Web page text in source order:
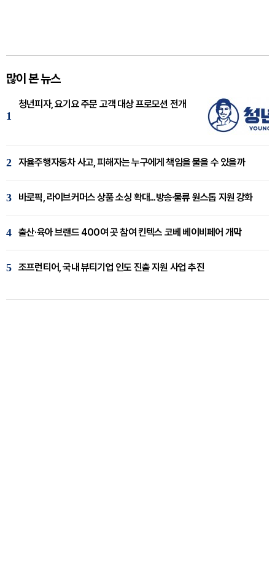
많이 본 뉴스
1
청년피자, 요기요 주문 고객 대상 프로모션 전개
2 자율주행자동차 사고, 피해자는 누구에게 책임을 물을 수 있을까
3 바로픽, 라이브커머스 상품 소싱 확대...방송·물류 원스톱 지원 강화
4 출산·육아 브랜드 400여 곳 참여 킨텍스 코베 베이비페어 개막
5 조프런티어, 국내 뷰티기업 인도 진출 지원 사업 추진